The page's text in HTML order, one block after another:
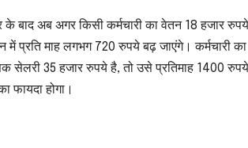
के बाद अब अगर किसी कर्मचारी का वेतन 18 हजार
प्रति माह लगभग 720 रुपये बढ़ जाएंगे। कर्मचारी
सेलरी 35 हजार रुपये है, तो उसे प्रतिमाह 1400
फायदा होगा।